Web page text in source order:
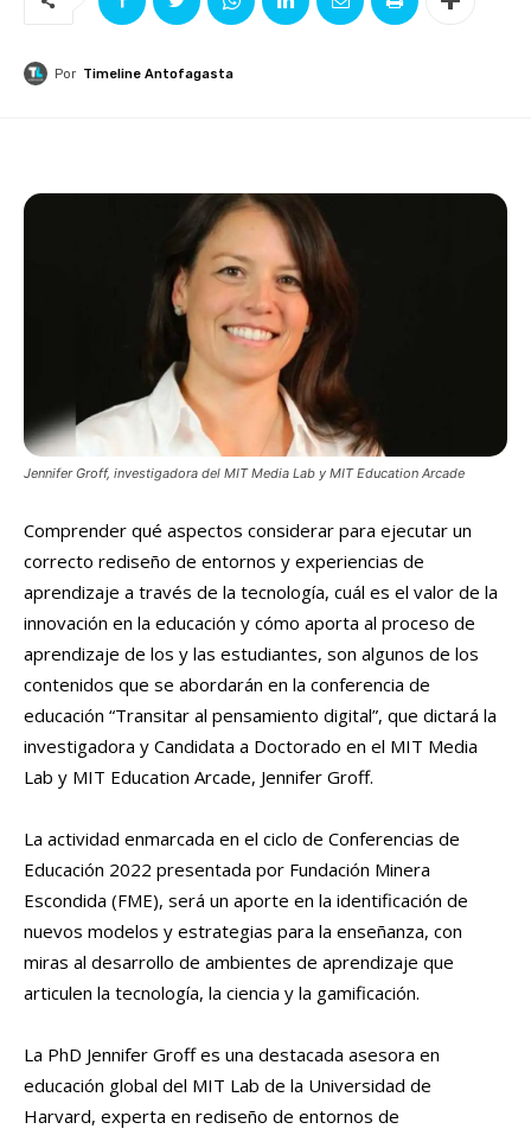
Por Timeline Antofagasta
Jennifer Groff, investigadora del MIT Media Lab y MIT Education Arcade
Comprender qué aspectos considerar para ejecutar un
correcto rediseño de entornos y experiencias de
aprendizaje a través de la tecnología, cuál es el valor de la
innovación en la educación y cómo aporta al proceso de
aprendizaje de los y las estudiantes, son algunos de los
contenidos que se abordarán en la conferencia de
educación “Transitar al pensamiento digital”, que dictará la
investigadora y Candidata a Doctorado en el MIT Media
Lab y MIT Education Arcade, Jennifer Groff.
La actividad enmarcada en el ciclo de Conferencias de
Educación 2022 presentada por Fundación Minera
Escondida (FME), será un aporte en la identificación de
nuevos modelos y estrategias para la enseñanza, con
miras al desarrollo de ambientes de aprendizaje que
articulen la tecnología, la ciencia y la gamificación.
La PhD Jennifer Groff es una destacada asesora en
educación global del MIT Lab de la Universidad de
Harvard, experta en rediseño de entornos de